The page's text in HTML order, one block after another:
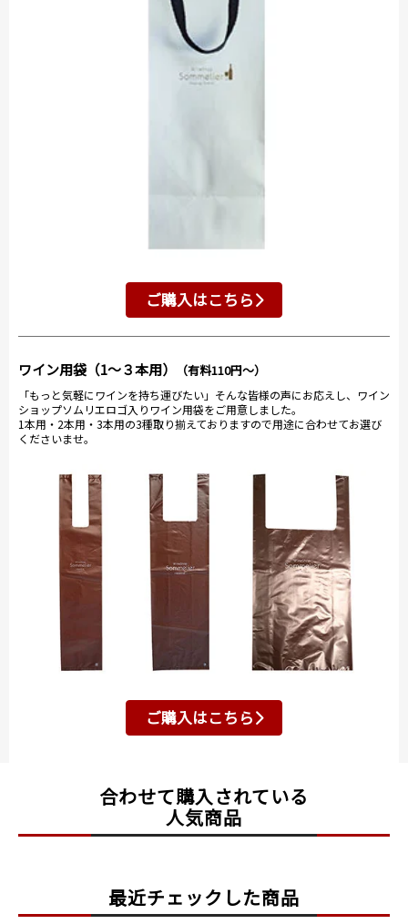
ご購入はこちら
ワイン用袋（1～３本用） （有料110円～）
「もっと気軽にワインを持ち運びたい」そんな皆様の声にお応えし、ワイン
ショップソムリエロゴ入りワイン用袋をご用意しました。
1本用・2本用・3本用の3種取り揃えておりますので用途に合わせてお選び
くださいませ。
ご購入はこちら
合わせて購入されている
人気商品
最近チェックした商品